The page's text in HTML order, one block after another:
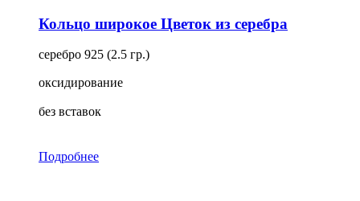
Кольцо широкое Цветок из серебра
серебро 925 (2.5 гр.)
оксидирование
без вставок
Подробнее